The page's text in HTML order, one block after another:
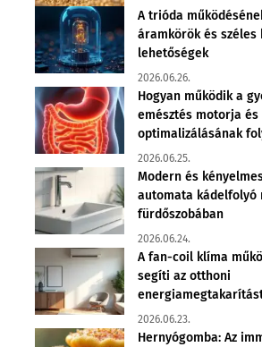
A trióda
áramkörök és széles
lehetőségek
2026.06.26.
Hogyan működik a
emésztés motorja és
optimalizálásának
2026.06.25.
Modern és
automata kádelfolyó
fürdőszobában
2026.06.24.
A fan-coil klíma
segíti az otthoni
2026.06.23.
Hernyógomba: Az